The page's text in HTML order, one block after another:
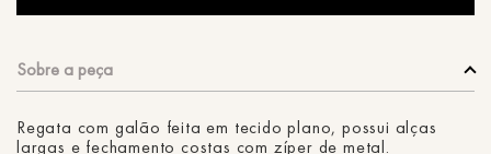
Regata com galão feita em tecido plano, possui alças
largas e fechamento costas com zíper de metal.